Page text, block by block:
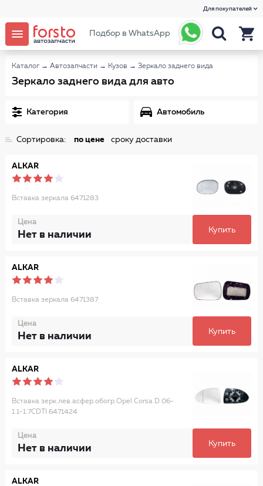
Для покупателей
Подбор в WhatsApp
Каталог → Автозапчасти → Кузов → Зеркало заднего вида
Зеркало заднего вида для авто
Категория Автомобиль
Сортировка: по цене сроку доставки
ALKAR
Вставка зеркала 6471283
Цена
Нет в наличии Купить
ALKAR
Вставка зеркала 6471387
Цена
Нет в наличии Купить
ALKAR
Вставка зерк.лев.асфер.обогр.Opel Corsa D 06-
1.1-1.7CDTI 6471424
Цена
Нет в наличии Купить
ALKAR